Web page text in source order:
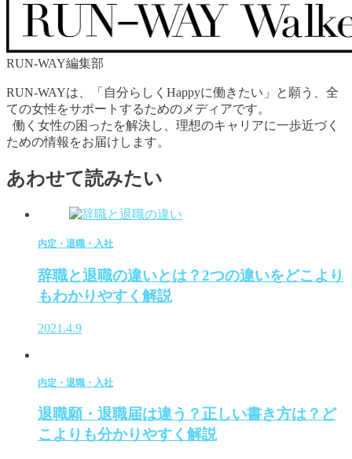
RUN-WAY編集部
RUN-WAYは、「自分らしくHappyに働きたい」と願う、全
ての女性をサポートするためのメディアです。
働く女性の困ったを解決し、理想のキャリアに一歩近づく
ための情報をお届けします。
あわせて読みたい
内定・退職・入社
辞職と退職の違いとは？2つの違いをどこより
もわかりやすく解説
2021.4.9
内定・退職・入社
退職願・退職届は違う？正しい書き方は？ど
こよりも分かりやすく解説